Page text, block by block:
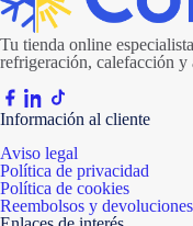
Tu tienda online
refrigeración, calefacción y
Información al cliente
Aviso legal
Política de privacidad
Política de cookies
Reembolsos y devoluciones